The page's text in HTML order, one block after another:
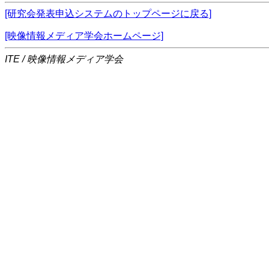
[研究会発表申込システムのトップページに戻る]
[映像情報メディア学会ホームページ]
ITE / 映像情報メディア学会